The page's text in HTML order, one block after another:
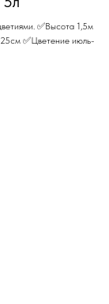
✅Высота 1,5м
✅Цветение июль-